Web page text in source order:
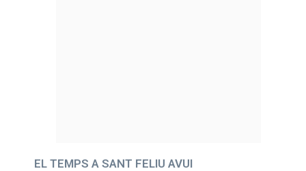
EL TEMPS A SANT FELIU AVUI